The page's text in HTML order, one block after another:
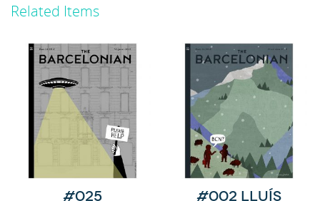
Related Items
#025
#002 Lluís